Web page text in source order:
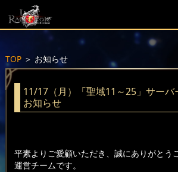
TOP＞ お知らせ
11/17（月）「聖域11～25」サーバ
お知らせ
平素よりご愛顧いただき、誠にありがとう
運営チームです。